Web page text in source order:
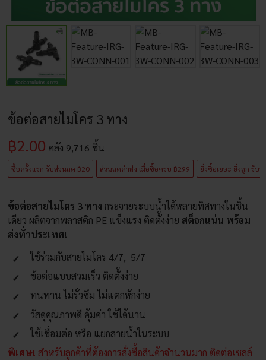
ข้อต่อสายไมโคร 3 ทาง
฿2.00
ซื้อครั้งแรก รับส่วนลด ฿20 ส่วนลดค่าส่ง เมื่อซื้่อครบ ฿299 ยิ่งซื้อเยอะ ยิ่งถูก รับ
คลัง 9,716 ชิ้น
ข้อต่อสายไมโคร 3 ทาง กระจายระบบน้ำได้หลายทิศทางในชิ้น
เดียว ผลิตจากพลาสติก PE แข็งแรง ติดตั้งง่าย สต็อกแน่น พร้อม
ส่งทั่วประเทศ!
ใช้ร่วมกับสายไมโคร 4/7, 5/7
ข้อต่อแบบสวมเร็ว ติดตั้งง่าย
ทนทาน ไม่รั่วซึม ไม่แตกหักง่าย
วัสดุคุณภาพดี คุ้มค่า ใช้ได้นาน
ใช้เชื่อมต่อ หรือ แยกสายน้ำในระบบ
พิเศษ! สำหรับลูกค้าที่ต้องการสั่งซื้อสินค้าจำนวนมาก ติดต่อเซลล์